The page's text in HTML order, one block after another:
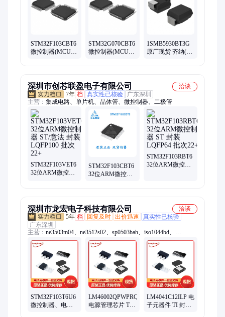
STM32F103CBT6
微控制器(MCU)
STM32G070CBT6
微控制器(MCU)
1SMB5930BT3G
原厂现货 齐纳(稳
深圳市创芯联盈电子有限公司
洽谈
7年 档 真实性已核验
广东深圳
主营： 集成电路、单片机、晶体管、微控制器、二极管
STM32F103VET6
32位ARM微控制
STM32F103CBT6
32位ARM微控制
STM32F103RBT6
32位ARM微控制
深圳市龙宏电子科技有限公司
洽谈
5年 档 回复及时 出价迅速
真实性已核验
广东深圳
主营： ne3503m04、ne3512s02、sp0503bah、iso1044bd、
lt8410edc、保险丝、比较器、b02p-vl-r、ase5s4010、触发器、解
码器、thvd1500d、thvd1451d、sy8032abc、hip2100ib、
opa4172id、连接器、mx1a-11nw、lshd-7501、ths4531id、二极
管、hsmm-c170、tps22914b、lf353dre4、装原封
STM32F103T6U6
微控制器、电子
LM46002QPWPRQ1
电源管理芯片 TI
LM4041C12ILP 电
子元器件 TI 封装